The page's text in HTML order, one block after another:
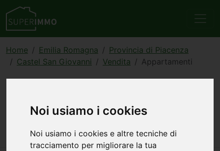
Noi usiamo i cookies
Noi usiamo i cookies e altre tecniche di
tracciamento per migliorare la tua
Home Emilia Romagna
Provincia di Piacenza
Castel San Giovanni
Vendita Appartamenti
Annunci di appartamenti in
vendita a Castel San
Giovanni